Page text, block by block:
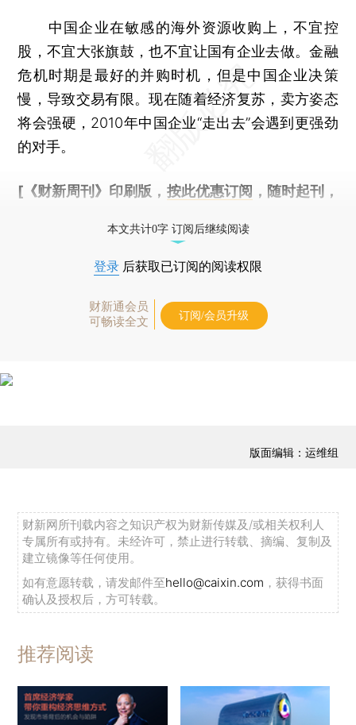
中国企业在敏感的海外资源收购上，不宜控
股，不宜大张旗鼓，也不宜让国有企业去做。金融
危机时期是最好的并购时机，但是中国企业决策
慢，导致交易有限。现在随着经济复苏，卖方姿态
将会强硬，2010年中国企业“走出去”会遇到更强劲
的对手。
[《财新周刊》印刷版， 按此优惠订阅 ，随时起刊，
本文共计0字 订阅后继续阅读
登录 后获取已订阅的阅读权限
财新通会员
可畅读全文
订阅/会员升级
版面编辑：运维组
财新网所刊载内容之知识产权为财新传媒及/或相关权利人
专属所有或持有。未经许可，禁止进行转载、摘编、复制及
建立镜像等任何使用。
如有意愿转载，请发邮件至hello@caixin.com ，获得书面
确认及授权后，方可转载。
推荐阅读